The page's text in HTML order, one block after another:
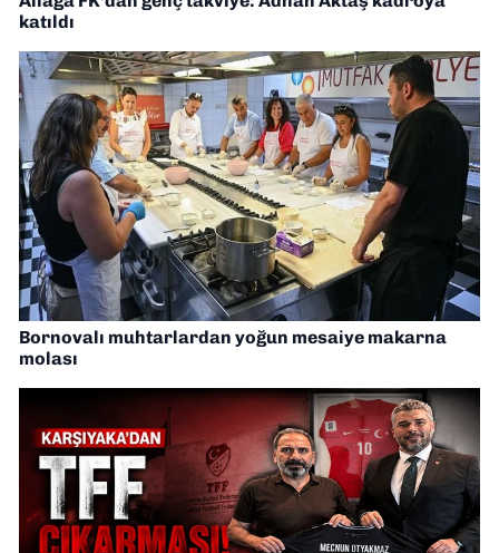
katıldı
Bornovalı muhtarlardan yoğun mesaiye makarna
molası